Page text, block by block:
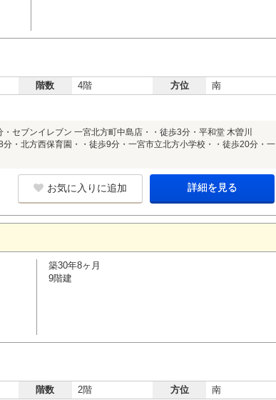
階数 4階 方位 南
セブンイレブン 一宮北方町中島店・・徒歩3分・平和堂 木曽川
・北方西保育園・・徒歩9分・一宮市立北方小学校・・徒歩20分・一
お気に入りに追加 詳細を見る
築30年8ヶ月
9階建
階数 2階 方位 南